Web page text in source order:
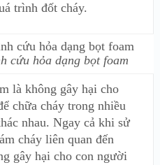
trình đốt cháy.
cứu hỏa dạng bọt foam
là không gây hại cho
chữa cháy trong nhiều
nhau. Ngay cả khi sử
cháy liên quan đến
gây hại cho con người